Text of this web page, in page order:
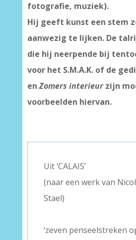
fotografie, muziek).
Hij geeft kunst een stem
aanwezig te lijken. De
die hij neerpende bij
voor het S.M.A.K. of de
enZomers interieurzijn
voorbeelden hiervan.
Uit ‘CALAIS’
(naar een werk van
Stael)
‘zeven penseelstreken